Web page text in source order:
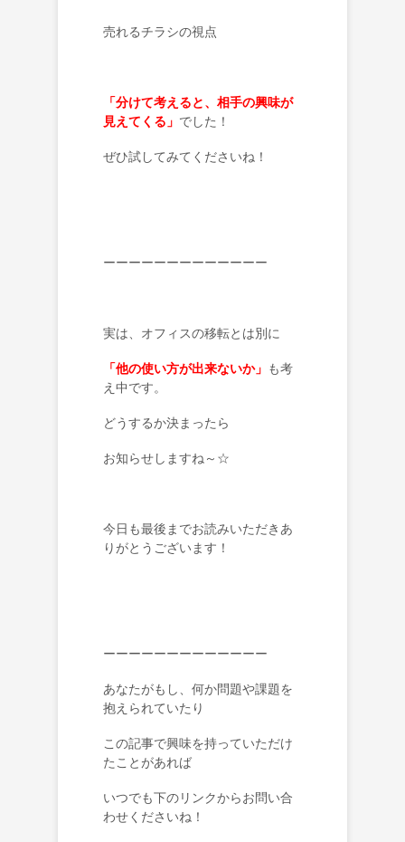
売れるチラシの視点
「分けて考えると、相手の興味が
見えてくる」 でした！
ぜひ試してみてくださいね！
ーーーーーーーーーーーーー
実は、オフィスの移転とは別に
「他の使い方が出来ないか」 も考
え中です。
どうするか決まったら
お知らせしますね～☆
今日も最後までお読みいただきあ
りがとうございます！
ーーーーーーーーーーーーー
あなたがもし、何か問題や課題を
抱えられていたり
この記事で興味を持っていただけ
たことがあれば
いつでも下のリンクからお問い合
わせくださいね！